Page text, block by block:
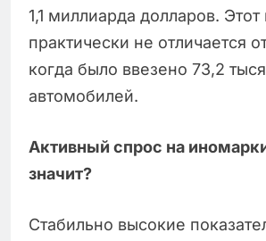
1,1 миллиарда долларов. Этот
практически не отличается
когда было ввезено 73,2
автомобилей.
Активный спрос на
значит?
Стабильно высокие